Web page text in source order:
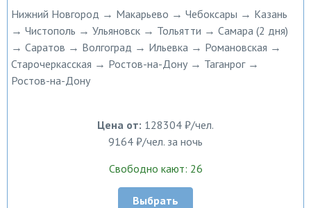
Нижний Новгород → Макарьево → Чебоксары → Казань
→ Чистополь → Ульяновск → Тольятти → Самара (2 дня)
→ Саратов → Волгоград → Ильевка → Романовская →
Старочеркасская → Ростов-на-Дону → Таганрог →
Ростов-на-Дону
Цена от: 128304 ₽/чел.
9164 ₽/чел. за ночь
Свободно кают: 26
Выбрать